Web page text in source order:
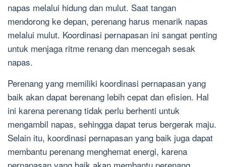
napas melalui hidung dan mulut. Saat tangan
mendorong ke depan, perenang harus menarik napas
melalui mulut. Koordinasi pernapasan ini sangat penting
untuk menjaga ritme renang dan mencegah sesak
napas.
Perenang yang memiliki koordinasi pernapasan yang
baik akan dapat berenang lebih cepat dan efisien. Hal
ini karena perenang tidak perlu berhenti untuk
mengambil napas, sehingga dapat terus bergerak maju.
Selain itu, koordinasi pernapasan yang baik juga dapat
membantu perenang menghemat energi, karena